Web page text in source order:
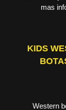
mas
KIDS
Western